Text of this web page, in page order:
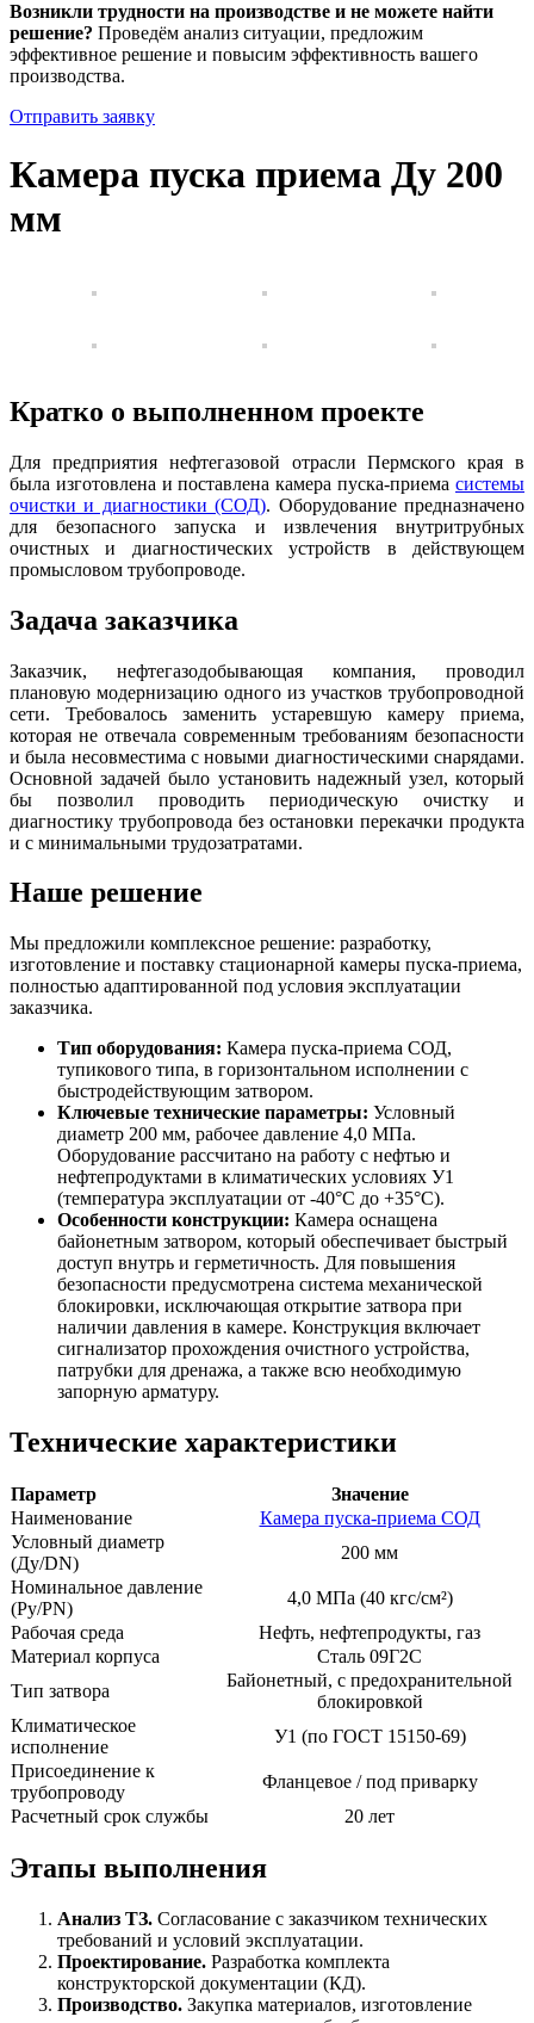
Возникли трудности на производстве и не можете найти
решение? Проведём анализ ситуации, предложим
эффективное решение и повысим эффективность вашего
производства.
Отправить заявку
Камера пуска приема Ду 200
мм
Кратко о выполненном проекте
Для предприятия нефтегазовой отрасли Пермского края в
была изготовлена и поставлена камера пуска-приема системы
очистки и диагностики (СОД). Оборудование предназначено
для безопасного запуска и извлечения внутритрубных
очистных и диагностических устройств в действующем
промысловом трубопроводе.
Задача заказчика
Заказчик, нефтегазодобывающая компания, проводил
плановую модернизацию одного из участков трубопроводной
сети. Требовалось заменить устаревшую камеру приема,
которая не отвечала современным требованиям безопасности
и была несовместима с новыми диагностическими снарядами.
Основной задачей было установить надежный узел, который
бы позволил проводить периодическую очистку и
диагностику трубопровода без остановки перекачки продукта
и с минимальными трудозатратами.
Наше решение
Мы предложили комплексное решение: разработку,
изготовление и поставку стационарной камеры пуска-приема,
полностью адаптированной под условия эксплуатации
заказчика.
Тип оборудования: Камера пуска-приема СОД,
тупикового типа, в горизонтальном исполнении с
быстродействующим затвором.
Ключевые технические параметры: Условный
диаметр 200 мм, рабочее давление 4,0 МПа.
Оборудование рассчитано на работу с нефтью и
нефтепродуктами в климатических условиях У1
(температура эксплуатации от -40°C до +35°C).
Особенности конструкции: Камера оснащена
байонетным затвором, который обеспечивает быстрый
доступ внутрь и герметичность. Для повышения
безопасности предусмотрена система механической
блокировки, исключающая открытие затвора при
наличии давления в камере. Конструкция включает
сигнализатор прохождения очистного устройства,
патрубки для дренажа, а также всю необходимую
запорную арматуру.
Технические характеристики
Параметр
Значение
Наименование
Камера пуска-приема СОД
Условный диаметр
(Ду/DN)
200 мм
Номинальное давление
(Ру/PN)
4,0 МПа (40 кгс/см²)
Рабочая среда
Нефть, нефтепродукты, газ
Материал корпуса
Сталь 09Г2С
Тип затвора
Байонетный, с предохранительной
блокировкой
Климатическое
исполнение
У1 (по ГОСТ 15150-69)
Присоединение к
трубопроводу
Фланцевое / под приварку
Расчетный срок службы
20 лет
Этапы выполнения
Анализ ТЗ. Согласование с заказчиком технических
требований и условий эксплуатации.
Проектирование. Разработка комплекта
конструкторской документации (КД).
Производство. Закупка материалов, изготовление